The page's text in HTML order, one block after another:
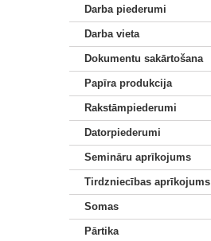
Darba piederumi
Darba vieta
Dokumentu sakārtošana
Papīra produkcija
Rakstāmpiederumi
Datorpiederumi
Semināru aprīkojums
Tirdzniecības aprīkojums
Somas
Pārtika